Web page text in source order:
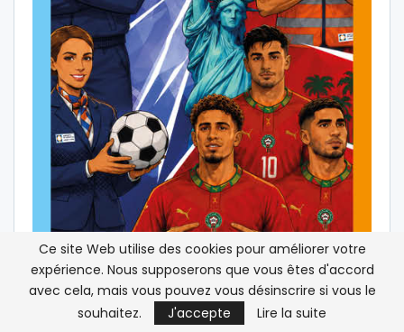
Ce site Web utilise des cookies pour améliorer votre
expérience. Nous supposerons que vous êtes d'accord
avec cela, mais vous pouvez vous désinscrire si vous le
souhaitez.
J'accepte Lire la suite